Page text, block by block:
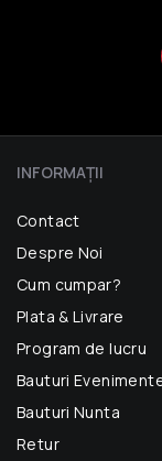
INFORMAŢII
Contact
Despre Noi
Cum cumpar?
Plata & Livrare
Program de lucru
Bauturi
Bauturi Nunta
Retur